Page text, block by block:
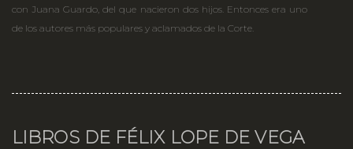
con Juana Guardo, del que nacieron dos hijos. Entonces era uno
de los autores más populares y aclamados de la Corte.
LIBROS DE FÉLIX LOPE DE VEGA